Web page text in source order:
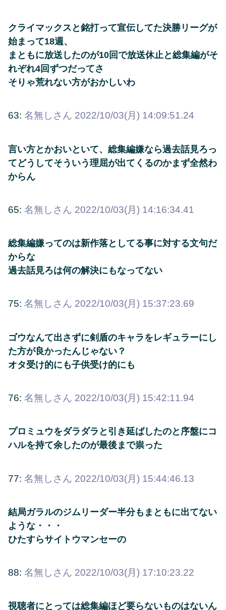
クライマックスと銘打って宣伝してた決勝リーグが
始まって18週、
まともに放送したのが10回で放送休止と総集編がそ
れぞれ4回ずつだってさ
そりゃ荒れない方がおかしいわ
63: 名無しさん 2022/10/03(月) 14:09:51.24
言い方とかおいといて、総集編嫌なら過去話見ろっ
てどうしてそういう理屈が出てくるのかまず全然わ
からん
65: 名無しさん 2022/10/03(月) 14:16:34.41
総集編嫌ってのは新作落としてる事に対する文句だ
からな
過去話見ろは何の解決にもなってない
75: 名無しさん 2022/10/03(月) 15:37:23.69
ゴウなんて出さずに剣盾のキャラをレギュラーにし
た方が良かったんじゃない？
オタ受け的にも子供受け的にも
76: 名無しさん 2022/10/03(月) 15:42:11.94
プロミュウをダラダラと引き延ばしたのと序盤にコ
ハルを持て余したのが最後まで祟った
77: 名無しさん 2022/10/03(月) 15:44:46.13
結局ガラルのジムリーダー半分もまともに出てない
ような・・・
ひたすらサイトウマンセーの
88: 名無しさん 2022/10/03(月) 17:10:23.22
視聴者にとっては総集編ほど要らないものはないん